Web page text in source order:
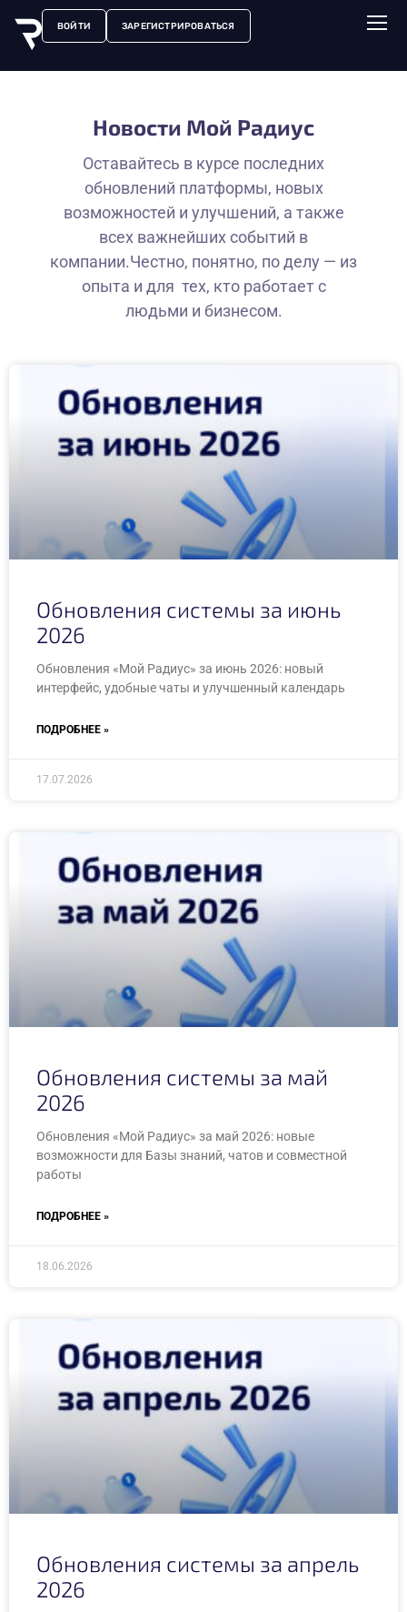
ВОЙТИ ЗАРЕГИСТРИРОВАТЬСЯ
Новости Мой Радиус
Оставайтесь в курсе последних
обновлений платформы, новых
возможностей и улучшений, а также
всех важнейших событий в
компании.Честно, понятно, по делу — из
опыта и для тех, кто работает с
людьми и бизнесом.
Обновления системы за июнь
2026
Обновления «Мой Радиус» за июнь 2026: новый
интерфейс, удобные чаты и улучшенный календарь
ПОДРОБНЕЕ »
17.07.2026
Обновления системы за май
2026
Обновления «Мой Радиус» за май 2026: новые
возможности для Базы знаний, чатов и совместной
работы
ПОДРОБНЕЕ »
18.06.2026
Обновления системы за апрель
2026